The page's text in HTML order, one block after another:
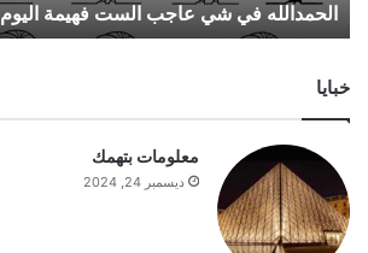
ي
ي
ع
ب
ا
ل
الحمدالله في شي عاجب الست فهيمة اليوم
خبايا
معلومات بتهمك
ديسمبر 24, 2024